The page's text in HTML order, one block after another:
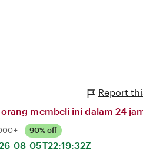
Report
orang membeli ini dalam 24
90% off
08-05T22:19:32Z